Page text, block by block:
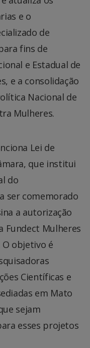
e o
de
fins de
e Estadual de
e a consolidação
Nacional de
Mulheres.
Lei de
que institui
do
ser comemorado
a autorização
Fundect Mulheres
O objetivo é
Científicas e
em Mato
sejam
esses projetos